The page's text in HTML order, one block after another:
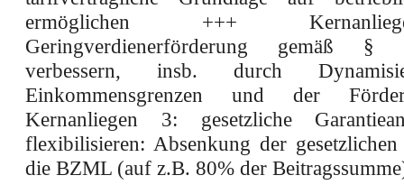
ermöglichen +++
Geringverdienerförderung gemäß
verbessern, insb. durch
Einkommensgrenzen und der
Kernanliegen 3: gesetzliche
flexibilisieren: Absenkung der
die BZML (auf z.B. 80% der